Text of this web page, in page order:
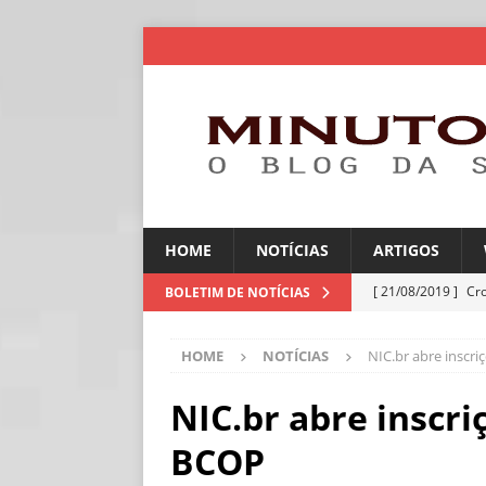
HOME NOTÍCIAS ARTIGOS
BOLETIM DE NOTÍCIAS [ 21/08/2019 ]
[ 30/07/2026 ]
[ 30/07/2026 ]
HOME NOTÍCIAS NIC.br abre
NIC.br abre
BCOP